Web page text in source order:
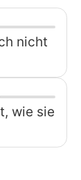
nicht
wie sie